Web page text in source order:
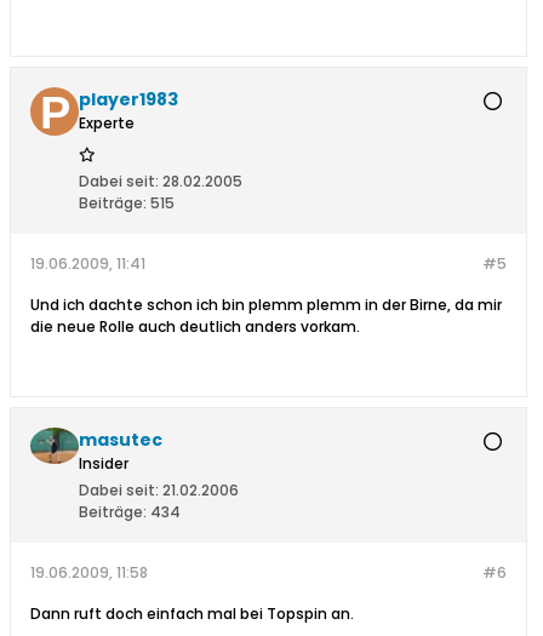
player1983
Experte
Dabei seit: 28.02.2005
Beiträge: 515
#5
19.06.2009, 11:41
Und ich dachte schon ich bin plemm plemm in der Birne, da mir
die neue Rolle auch deutlich anders vorkam.
masutec
Insider
Dabei seit: 21.02.2006
Beiträge: 434
#6
19.06.2009, 11:58
Dann ruft doch einfach mal bei Topspin an.